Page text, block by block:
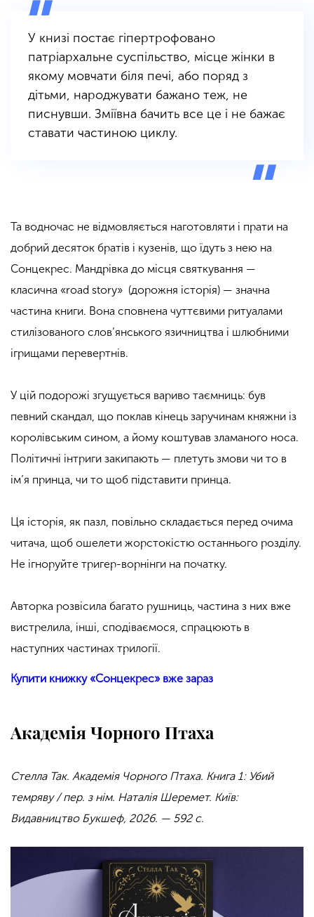
У книзі постає гіпертрофовано
патріархальне суспільство, місце жінки в
якому мовчати біля печі, або поряд з
дітьми, народжувати бажано теж, не
писнувши. Зміївна бачить все це і не бажає
ставати частиною циклу.
Та водночас не відмовляється наготовляти і прати на
добрий десяток братів і кузенів, що їдуть з нею на
Сонцекрес. Мандрівка до місця святкування —
класична «road story» (дорожня історія) — значна
частина книги. Вона сповнена чуттєвими ритуалами
стилізованого слов’янського язичництва і шлюбними
ігрищами перевертнів.
У цій подорожі згущується вариво таємниць: був
певний скандал, що поклав кінець заручинам княжни із
королівським сином, а йому коштував зламаного носа.
Політичні інтриги закипають — плетуть змови чи то в
ім’я принца, чи то щоб підставити принца.
Ця історія, як пазл, повільно складається перед очима
читача, щоб ошелети жорстокістю останнього розділу.
Не ігноруйте тригер-ворнінги на початку.
Авторка розвісила багато рушниць, частина з них вже
вистрелила, інші, сподіваємося, спрацюють в
наступних частинах трилогії.
Купити книжку «Сонцекрес» вже зараз
Академія Чорного Птаха
Стелла Так. Академія Чорного Птаха. Книга 1: Убий
темряву / пер. з нім. Наталія Шеремет. Київ:
Видавництво Букшеф, 2026. — 592 с.